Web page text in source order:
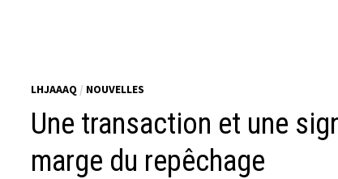
LHJAAAQ / NOUVELLES
Une transaction et une
marge du repêchage